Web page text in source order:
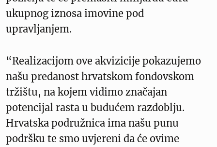
ukupnog iznosa imovine pod
upravljanjem.
“Realizacijom ove akvizicije pokazujemo
našu predanost hrvatskom fondovskom
tržištu, na kojem vidimo značajan
potencijal rasta u budućem razdoblju.
Hrvatska podružnica ima našu punu
podršku te smo uvjereni da će ovime